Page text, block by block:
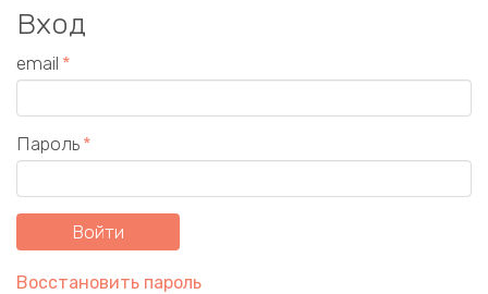
Вход
email
Пароль
Восстановить пароль